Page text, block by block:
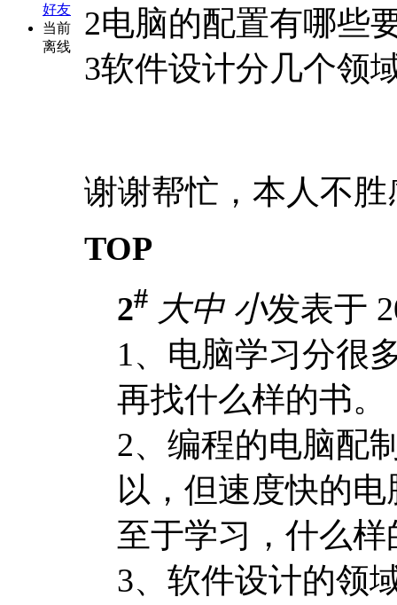
好友
当前
离线
2电脑的配置有哪些
3软件设计分几个领
谢谢帮忙，本人不
TOP
2# 大中 小发表于
1、电脑学习分很
再找什么样的书。
2、编程的电脑配
以，但速度快的
至于学习，什么
3、软件设计的领